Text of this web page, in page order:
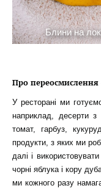
Блини на
Про переосмислення
У ресторані ми
наприклад, десерти
томат, гарбуз,
продукти, з яких ми
далі і
чорні яблука і кору
ми кожного разу